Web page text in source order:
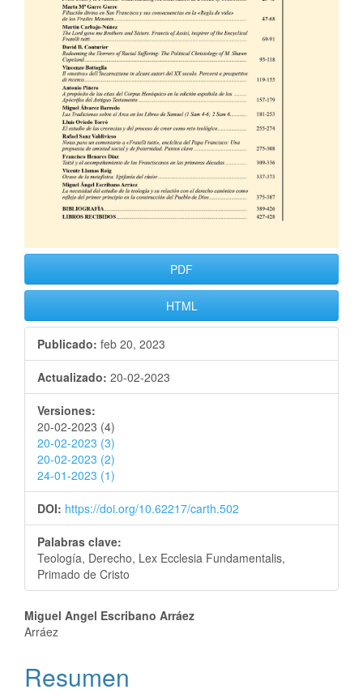
PDF
HTML
Publicado: feb 20, 2023
Actualizado: 20-02-2023
Versiones:
20-02-2023 (4)
20-02-2023 (3)
20-02-2023 (2)
24-01-2023 (1)
DOI: https://doi.org/10.62217/carth.502
Palabras clave:
Teología, Derecho, Lex Ecclesia Fundamentalis,
Primado de Cristo
Miguel Angel Escribano Arráez
Arráez
Resumen